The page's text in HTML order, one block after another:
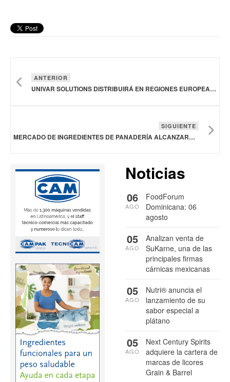
ANTERIOR
UNIVAR SOLUTIONS DISTRIBUIRÁ EN REGIONES EUROPEAS INGREDIENTES PARA ALIMENTOS Y BEBIDAS DE INGREDION
SIGUIENTE
MERCADO DE INGREDIENTES DE PANADERÍA ALCANZARÁ LOS 32,100 MDD A NIVEL MUNDIAL PARA 2035
Noticias
FoodForum
Dominicana: 06
agosto
06
AGO
Analizan venta de
SuKarne, una de las
principales firmas
cárnicas mexicanas
05
AGO
Nutri® anuncia el
lanzamiento de su
sabor especial a
plátano
05
AGO
Next Century Spirits
adquiere la cartera de
marcas de licores
Grain & Barrel
05
AGO